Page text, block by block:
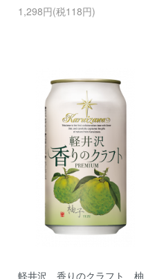
1,298円(税118円)
軽井沢 香りのクラフト 柚